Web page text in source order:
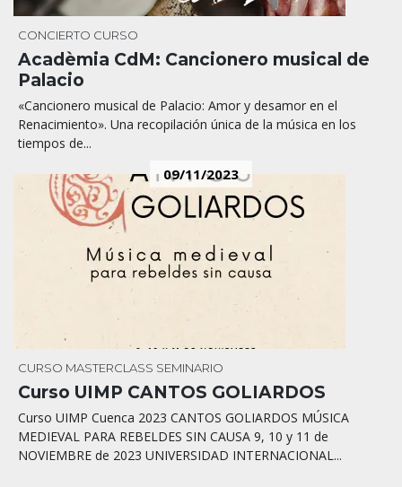
CONCIERTO CURSO
Acadèmia CdM: Cancionero musical de
Palacio
«Cancionero musical de Palacio: Amor y desamor en el
Renacimiento». Una recopilación única de la música en los
tiempos de...
09/11/2023
CURSO MASTERCLASS SEMINARIO
Curso UIMP CANTOS GOLIARDOS
Curso UIMP Cuenca 2023 CANTOS GOLIARDOS MÚSICA
MEDIEVAL PARA REBELDES SIN CAUSA 9, 10 y 11 de
NOVIEMBRE de 2023 UNIVERSIDAD INTERNACIONAL...